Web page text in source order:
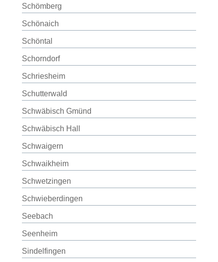
Schömberg
Schönaich
Schöntal
Schorndorf
Schriesheim
Schutterwald
Schwäbisch Gmünd
Schwäbisch Hall
Schwaigern
Schwaikheim
Schwetzingen
Schwieberdingen
Seebach
Seenheim
Sindelfingen